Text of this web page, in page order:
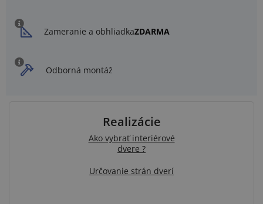
Zameranie a obhliadkaZDARMA
Odborná montáž
Realizácie
Ako vybrať interiérové
dvere ?
Určovanie strán dverí